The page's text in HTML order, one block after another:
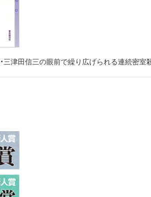
三津田信三の眼前で繰り広げられる連続密